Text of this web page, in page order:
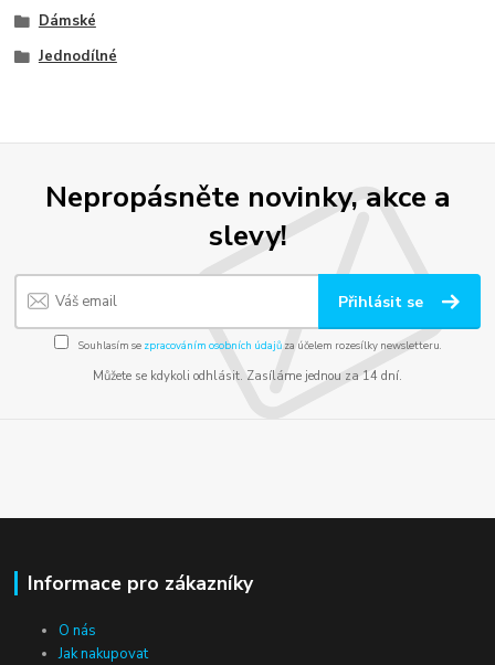
Dámské
Jednodílné
Nepropásněte novinky, akce a
slevy!
Přihlásit se
Souhlasím se zpracováním osobních údajůza účelem rozesílky newsletteru.
Můžete se kdykoli odhlásit. Zasíláme jednou za 14 dní.
Informace pro zákazníky
O nás
Jak nakupovat